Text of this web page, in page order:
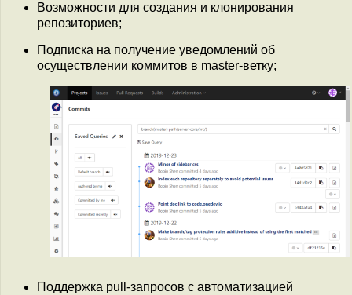
Возможности для создания и клонирования
репозиториев;
Подписка на получение уведомлений об
осуществлении коммитов в master-ветку;
Поддержка pull-запросов с автоматизацией